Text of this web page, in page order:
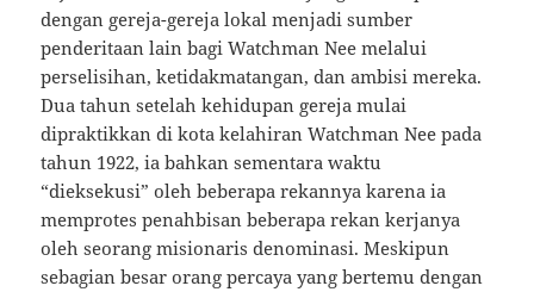
dengan gereja-gereja lokal menjadi sumber
penderitaan lain bagi Watchman Nee melalui
perselisihan, ketidakmatangan, dan ambisi mereka.
Dua tahun setelah kehidupan gereja mulai
dipraktikkan di kota kelahiran Watchman Nee pada
tahun 1922, ia bahkan sementara waktu
“dieksekusi” oleh beberapa rekannya karena ia
memprotes penahbisan beberapa rekan kerjanya
oleh seorang misionaris denominasi. Meskipun
sebagian besar orang percaya yang bertemu dengan